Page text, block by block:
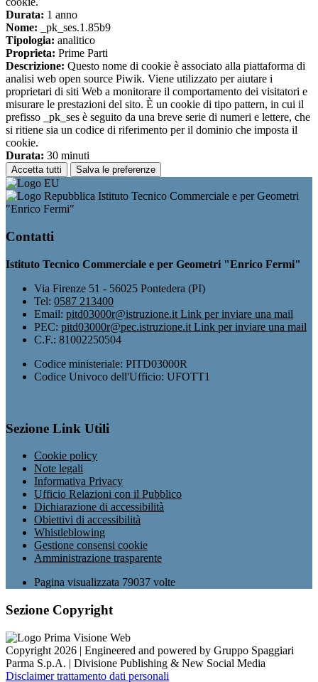
Durata: 1 anno
Nome: _pk_ses.1.85b9
Tipologia: analitico
Proprieta: Prime Parti
Descrizione: Questo nome di cookie è associato alla piattaforma di
analisi web open source Piwik. Viene utilizzato per aiutare i
proprietari di siti Web a monitorare il comportamento dei visitatori e
misurare le prestazioni del sito. È un cookie di tipo pattern, in cui il
prefisso _pk_ses è seguito da una breve serie di numeri e lettere, che
si ritiene sia un codice di riferimento per il dominio che imposta il
cookie.
Durata: 30 minuti
Accetta tutti Salva le preferenze
Istituto Tecnico Commerciale e per Geometri
"Enrico Fermi"
Contatti
Istituto Tecnico Commerciale e per Geometri "Enrico Fermi"
Via Firenze 51 - 56025 Pontedera (PI)
Tel: 0587 213400
Email: pitd03000r@istruzione.it Link per inviare una mail
PEC: pitd03000r@pec.istruzione.it Link per inviare una mail
C.F.: 81002250504
Codice ministeriale: PITD03000R
Codice Univoco dell'Ufficio: UFOTT1
Sezione Link Utili
Cookie policy
Note legali
Informativa Privacy
Ufficio Relazioni con il Pubblico
Dichiarazione di accessibilità
Obiettivi di accessibilità
Whistleblowing
Gestione consensi cookie
Amministrazione trasparente
Pagina visualizzata 79037 volte
Sezione Copyright
Copyright 2026 | Engineered and powered by Gruppo Spaggiari
Parma S.p.A. | Divisione Publishing & New Social Media
Disclaimer trattamento dati personali